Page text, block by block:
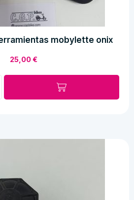
mobylette onix
25,00€
mobylette